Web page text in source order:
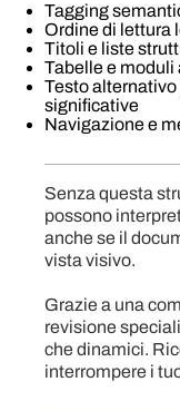
Tagging
Ordine di lettura
Titoli e liste
Tabelle e moduli
Testo
significative
Navigazione e
Senza questa
possono
anche se il
vista visivo.
Grazie a una
revisione
che dinamici.
interrompere i